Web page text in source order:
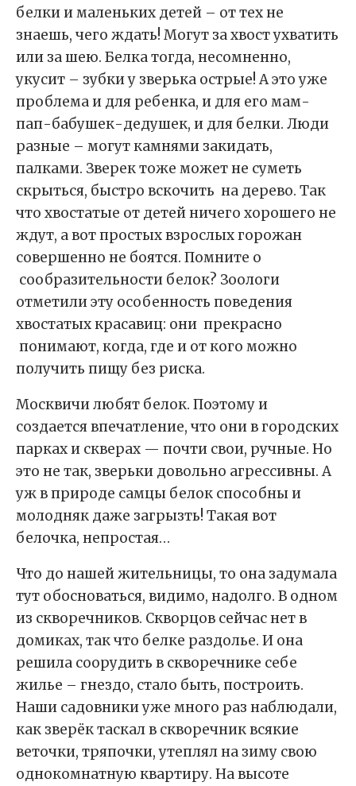
белки и маленьких детей – от тех не
знаешь, чего ждать! Могут за хвост ухватить
или за шею. Белка тогда, несомненно,
укусит – зубки у зверька острые! А это уже
проблема и для ребенка, и для его мам-
пап-бабушек-дедушек, и для белки. Люди
разные – могут камнями закидать,
палками. Зверек тоже может не суметь
скрыться, быстро вскочить на дерево. Так
что хвостатые от детей ничего хорошего не
ждут, а вот простых взрослых горожан
совершенно не боятся. Помните о
сообразительности белок? Зоологи
отметили эту особенность поведения
хвостатых красавиц: они прекрасно
понимают, когда, где и от кого можно
получить пищу без риска.
Москвичи любят белок. Поэтому и
создается впечатление, что они в городских
парках и скверах — почти свои, ручные. Но
это не так, зверьки довольно агрессивны. А
уж в природе самцы белок способны и
молодняк даже загрызть! Такая вот
белочка, непростая…
Что до нашей жительницы, то она задумала
тут обосноваться, видимо, надолго. В одном
из скворечников. Скворцов сейчас нет в
домиках, так что белке раздолье. И она
решила соорудить в скворечнике себе
жилье – гнездо, стало быть, построить.
Наши садовники уже много раз наблюдали,
как зверёк таскал в скворечник всякие
веточки, тряпочки, утеплял на зиму свою
однокомнатную квартиру. На высоте